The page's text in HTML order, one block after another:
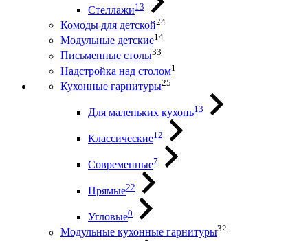
Стеллажи13
Комоды для детской24
Модульные детские14
Письменные столы33
Надстройка над столом1
Кухонные гарнитуры25
Для маленьких кухонь13
Классические12
Современные7
Прямые22
Угловые0
Модульные кухонные гарнитуры32